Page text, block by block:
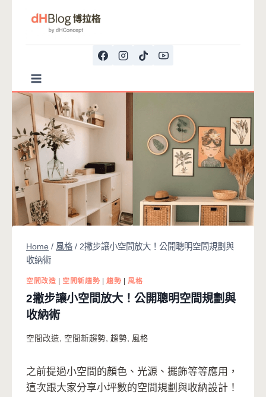
Home / 風格 / 2撇步讓小空間放大！公開聰明空間規劃與
收納術
空間改造 空間新趨勢 趨勢 風格
2撇步讓小空間放大！公開聰明空間規劃與
收納術
空間改造 空間新趨勢 趨勢 風格
之前提過小空間的顏色、光源、擺飾等等應用，
這次跟大家分享小坪數的空間規劃與收納設計！